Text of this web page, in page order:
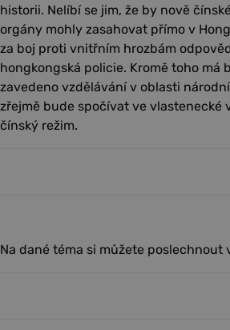
historii. Nelíbí se jim, že by nově
orgány mohly zasahovat přímo v
za boj proti vnitřním hrozbám
hongkongská policie. Kromě toho má
zavedeno vzdělávání v oblasti
zřejmě bude spočívat ve vlastenecké
čínský režim.
Na dané téma si můžete poslechnout